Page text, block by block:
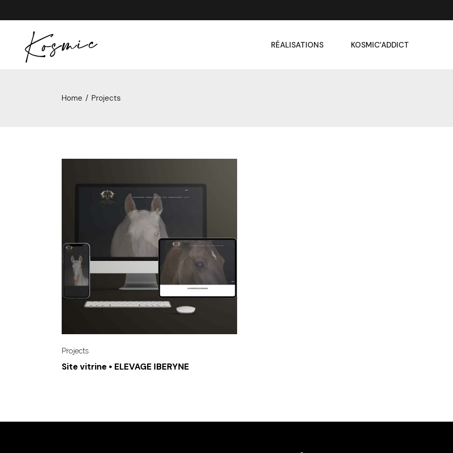
contenu
RÉALISATIONS KOSMIC’ADDICT
Home Projects
Projects
Site vitrine • ELEVAGE IBERYNE